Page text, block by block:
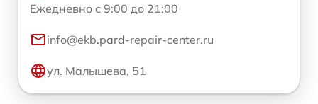
Ежедневно с 9:00 до 21:00
info@ekb.pard-repair-center.ru
ул. Малышева, 51